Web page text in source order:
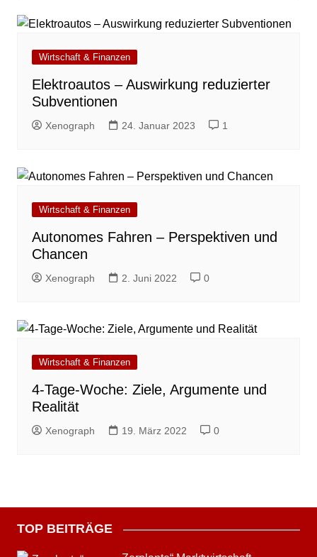
Wirtschaft & Finanzen
Elektroautos – Auswirkung reduzierter
Subventionen
Xenograph 24. Januar 2023 1
Wirtschaft & Finanzen
Autonomes Fahren – Perspektiven und
Chancen
Xenograph 2. Juni 2022 0
Wirtschaft & Finanzen
4-Tage-Woche: Ziele, Argumente und
Realität
Xenograph 19. März 2022 0
TOP BEITRÄGE